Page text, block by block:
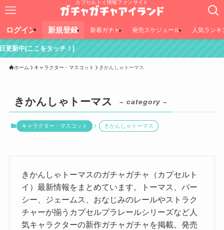
カプセルトイ情報ファンサイト
ログイン 新規登録 新着ガチャ 発売スケジュール 人気ランキ
ッチ！)
ホーム キャラクター・マスコット きかんしゃトーマス
きかんしゃトーマス – category –
キャラクター・マスコット きかんしゃトーマス
きかんしゃトーマスのガチャガチャ（カプセルト
イ）最新情報をまとめています。トーマス、パー
シー、ジェームス、おなじみのレールやストラク
チャーが揃うカプセルプラレールシリーズなど人
気キャラクターの新作ガチャガチャを掲載。発売